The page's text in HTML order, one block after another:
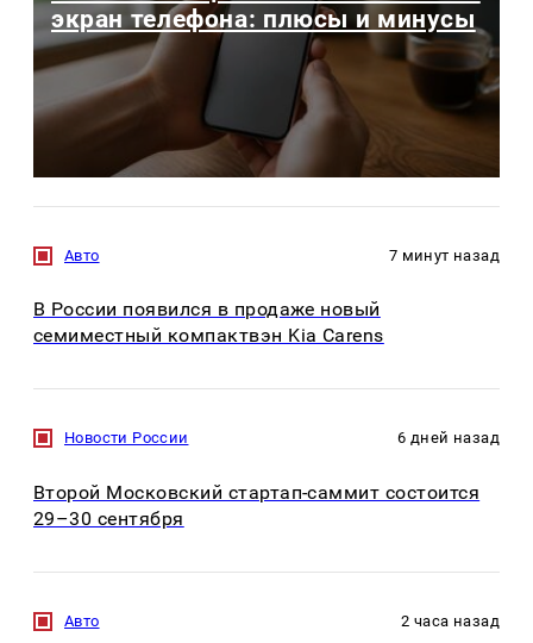
экран телефона: плюсы и минусы
Авто 7 минут назад
В России появился в продаже новый
семиместный компактвэн Kia Carens
Новости России 6 дней назад
Второй Московский стартап-саммит состоится
29–30 сентября
Авто 2 часа назад